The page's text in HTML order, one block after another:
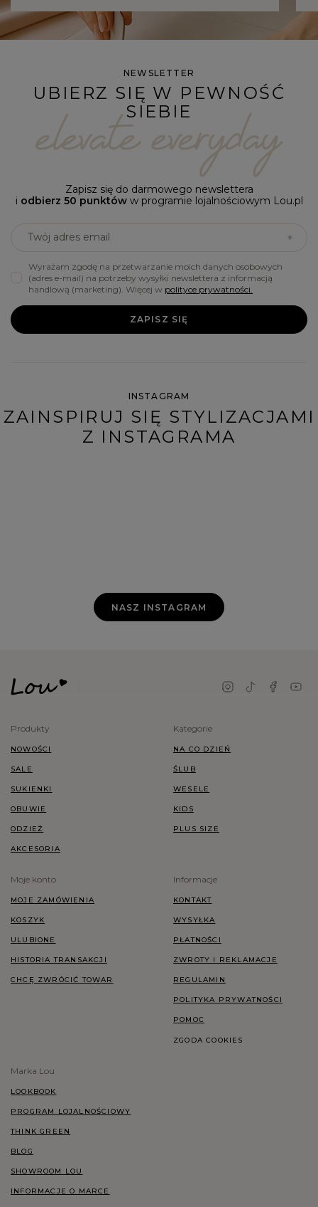
NEWSLETTER
UBIERZ SIĘ W PEWNOŚĆ
SIEBIE
Zapisz się do darmowego newslettera
i odbierz 50 punktóww programie lojalnościowym Lou.pl
Twój adres email
Wyrażam zgodę na przetwarzanie moich danych osobowych
(adres e-mail) na potrzeby wysyłki newslettera z informacją
handlową (marketing). Więcej w polityce prywatności.
ZAPISZ SIĘ
INSTAGRAM
ZAINSPIRUJ SIĘ STYLIZACJAMI
Z INSTAGRAMA
NASZ INSTAGRAM
Produkty
NOWOŚCI
SALE
SUKIENKI
OBUWIE
ODZIEŻ
AKCESORIA
Kategorie
NA CO DZIEŃ
ŚLUB
WESELE
KIDS
PLUS SIZE
Moje konto
MOJE ZAMÓWIENIA
KOSZYK
ULUBIONE
HISTORIA TRANSAKCJI
CHCĘ ZWRÓCIĆ TOWAR
Informacje
KONTAKT
WYSYŁKA
PŁATNOŚCI
ZWROTY I REKLAMACJE
REGULAMIN
POLITYKA PRYWATNOŚCI
POMOC
ZGODA COOKIES
Marka Lou
LOOKBOOK
PROGRAM LOJALNOŚCIOWY
THINK GREEN
BLOG
SHOWROOM LOU
INFORMACJE O MARCE